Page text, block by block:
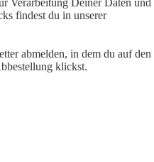
Verarbeitung Deiner Daten und
findest du in unserer
abmelden, in dem du auf den
klickst.